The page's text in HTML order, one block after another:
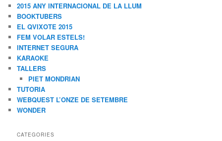
2015 ANY INTERNACIONAL DE LA LLUM
BOOKTUBERS
EL QVIXOTE 2015
FEM VOLAR ESTELS!
INTERNET SEGURA
KARAOKE
TALLERS
PIET MONDRIAN
TUTORIA
WEBQUEST L’ONZE DE SETEMBRE
WONDER
CATEGORIES